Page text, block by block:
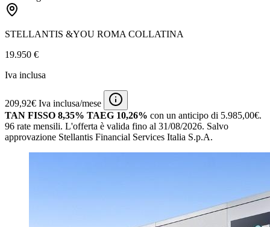
STELLANTIS &YOU ROMA COLLATINA
19.950 €
Iva inclusa
209,92€ Iva inclusa/mese
TAN FISSO 8,35% TAEG 10,26% con un anticipo di 5.985,00€.
96 rate mensili. L'offerta è valida fino al 31/08/2026. Salvo
approvazione Stellantis Financial Services Italia S.p.A.